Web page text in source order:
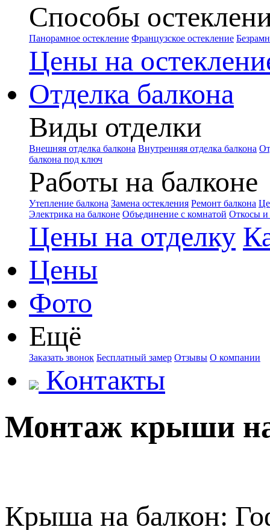
Способы
Панорамное остекление Французское остекление
Цены на
Отделка балкона
Виды отделки
Внешняя отделка балкона Внутренняя отделка балкона
балкона под ключ
Работы на балконе
Утепление балкона Замена остекления Ремонт балкона
Электрика на балконе Объединение с комнатой Откосы и
Цены на отделку
Цены
Фото
Ещё
Заказать звонок Бесплатный замер Отзывы О компании
Контакты
Монтаж крыши
Крыша на балкон: